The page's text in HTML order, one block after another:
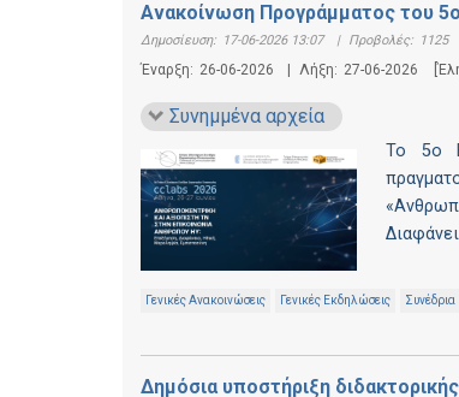
Ανακοίνωση Προγράμματος του
Δημοσίευση: 17-06-2026 13:07 | Προβολές: 1125
Έναρξη: 26-06-2026 Λήξη: 27-06-2026
Συνημμένα αρχεία
Το 5ο
Γενικές Ανακοινώσεις Γενικές Εκδηλώσεις Συνέδρια
Δημόσια υποστήριξη